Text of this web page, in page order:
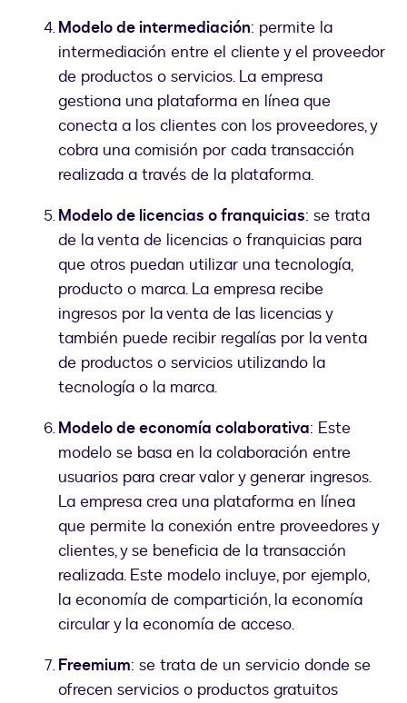
Modelo de intermediación: permite la
intermediación entre el cliente y el proveedor
de productos o servicios. La empresa
gestiona una plataforma en línea que
conecta a los clientes con los proveedores, y
cobra una comisión por cada transacción
realizada a través de la plataforma.
Modelo de licencias o franquicias: se trata
de la venta de licencias o franquicias para
que otros puedan utilizar una tecnología,
producto o marca. La empresa recibe
ingresos por la venta de las licencias y
también puede recibir regalías por la venta
de productos o servicios utilizando la
tecnología o la marca.
Modelo de economía colaborativa: Este
modelo se basa en la colaboración entre
usuarios para crear valor y generar ingresos.
La empresa crea una plataforma en línea
que permite la conexión entre proveedores y
clientes, y se beneficia de la transacción
realizada. Este modelo incluye, por ejemplo,
la economía de compartición, la economía
circular y la economía de acceso.
Freemium: se trata de un servicio donde se
ofrecen servicios o productos gratuitos